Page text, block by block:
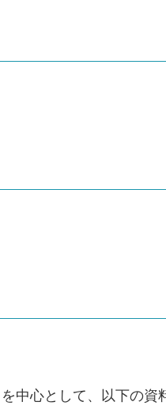
中心として、以下の資